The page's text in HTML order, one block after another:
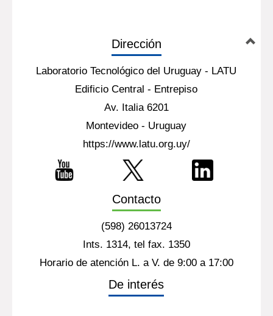
Dirección
Laboratorio Tecnológico del Uruguay - LATU
Edificio Central - Entrepiso
Av. Italia 6201
Montevideo - Uruguay
https://www.latu.org.uy/
Contacto
(598) 26013724
Ints. 1314, tel fax. 1350
Horario de atención L. a V. de 9:00 a 17:00
De interés